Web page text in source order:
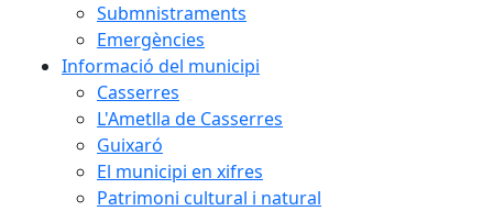
Submnistraments
Emergències
Informació del municipi
Casserres
L'Ametlla de Casserres
Guixaró
El municipi en xifres
Patrimoni cultural i natural